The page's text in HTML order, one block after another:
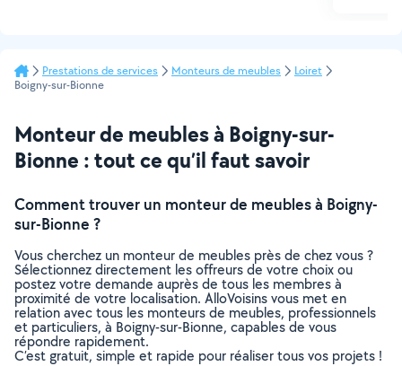
Prestations de services Monteurs de meubles
Loiret
Boigny-sur-Bionne
Monteur de meubles à Boigny-sur-
Bionne : tout ce qu’il faut savoir
Comment trouver un monteur de meubles à Boigny-
sur-Bionne ?
Vous cherchez un monteur de meubles près de chez vous ?
Sélectionnez directement les offreurs de votre choix ou
postez votre demande auprès de tous les membres à
proximité de votre localisation. AlloVoisins vous met en
relation avec tous les monteurs de meubles, professionnels
et particuliers, à Boigny-sur-Bionne, capables de vous
répondre rapidement.
C’est gratuit, simple et rapide pour réaliser tous vos projets !